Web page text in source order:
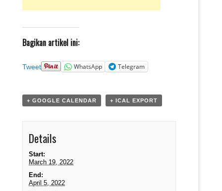
Bagikan artikel ini:
Tweet WhatsApp Telegram
+ GOOGLE CALENDAR + ICAL EXPORT
Details
Start:
March 19, 2022
End:
April 5, 2022